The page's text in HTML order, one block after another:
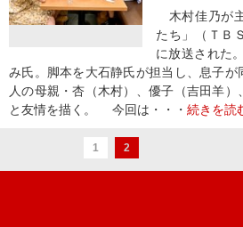
木村佳乃が
たち」（ＴＢ
に放送され
み氏。脚本を大石静氏が担当し、息子が
人の母親・杏（木村）、優子（吉田羊
と友情を描く。 今回は・・・ 続きを読
1 2